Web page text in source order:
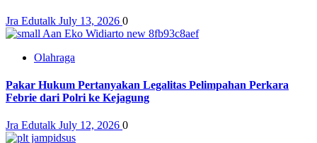
Jra Edutalk July 13, 2026 0
Olahraga
Pakar Hukum Pertanyakan Legalitas Pelimpahan Perkara
Febrie dari Polri ke Kejagung
Jra Edutalk July 12, 2026 0